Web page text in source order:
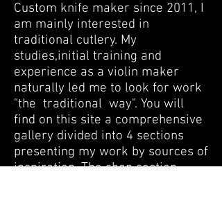
Custom knife maker since 2011, I
am mainly interested in
traditional cutlery. My
studies,initial training and
experience as a violin maker
naturally led me to look for work
"the traditional way". You will
find on this site a comprehensive
gallery divided into 4 sections
presenting my work by sources of
inspiration. The shop section